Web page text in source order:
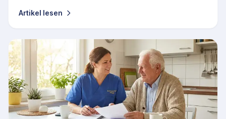
Artikel lesen